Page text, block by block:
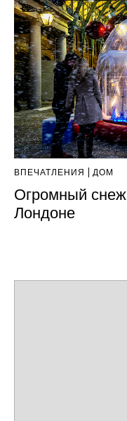
ВПЕЧАТЛЕНИЯ ДОМ
Огромный
Лондоне